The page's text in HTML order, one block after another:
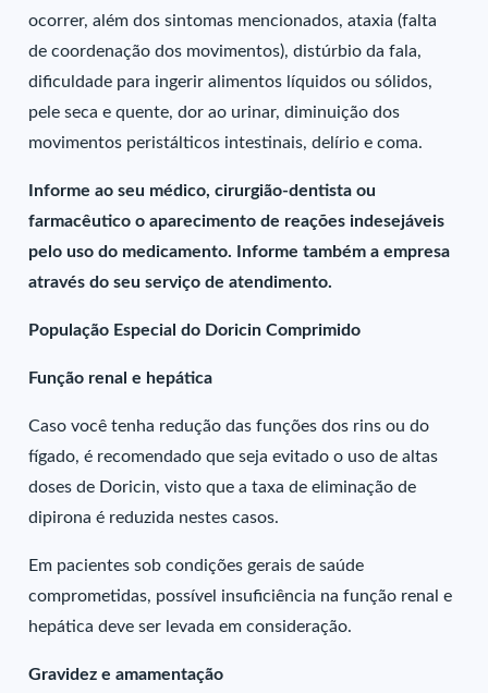
ocorrer, além dos sintomas mencionados, ataxia (falta
de coordenação dos movimentos), distúrbio da fala,
dificuldade para ingerir alimentos líquidos ou sólidos,
pele seca e quente, dor ao urinar, diminuição dos
movimentos peristálticos intestinais, delírio e coma.
Informe ao seu médico, cirurgião-dentista ou
farmacêutico o aparecimento de reações indesejáveis
pelo uso do medicamento. Informe também a empresa
através do seu serviço de atendimento.
População Especial do Doricin Comprimido
Função renal e hepática
Caso você tenha redução das funções dos rins ou do
fígado, é recomendado que seja evitado o uso de altas
doses de Doricin, visto que a taxa de eliminação de
dipirona é reduzida nestes casos.
Em pacientes sob condições gerais de saúde
comprometidas, possível insuficiência na função renal e
hepática deve ser levada em consideração.
Gravidez e amamentação